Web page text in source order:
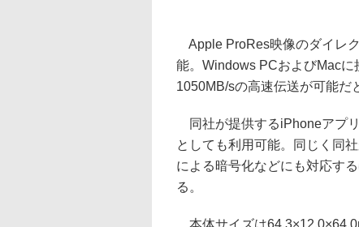
Apple ProRes映像のダイレ
能。Windows PCおよびMac
1050MB/sの高速伝送が可能だ
同社が提供するiPhoneアプ
としても利用可能。同じく同
による暗号化などにも対応す
る。
本体サイズは